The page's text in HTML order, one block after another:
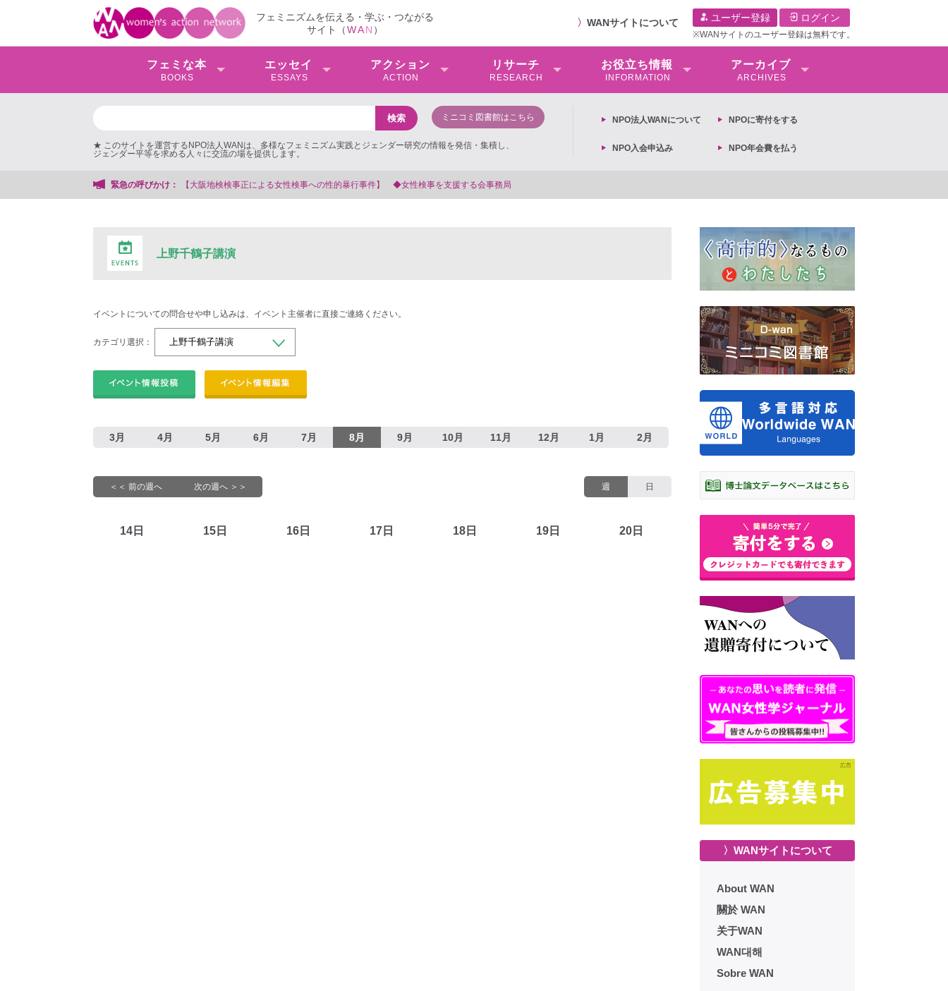
フェミニズムを伝える・学ぶ・つながる
サイト（WAN ）
〉 WANサイトについて ユーザー登録 ログイン
※WANサイトのユーザー登録は無料です。
フェミな本
BOOKS
エッセイ
ESSAYS
アクション
ACTION
リサーチ
RESEARCH
お役⽴ち情報
INFORMATION
アーカイブ
ARCHIVES
ミニコミ図書館はこちら
★ このサイトを運営するNPO法人WANは、多様なフェミニズム実践とジェンダー研究の情報を発信・集積し、
ジェンダー平等を求める人々に交流の場を提供します。
NPO法⼈WANについて NPOに寄付をする
NPO入会申込み NPO年会費を払う
緊急の呼びかけ：
【大阪地検検事正による女性検事への性的暴行事件】 ◆女性検事を支援する会事務局
上野千鶴子講演
イベントについての問合せや申し込みは、イベント主催者に直接ご連絡ください。
カテゴリ選択：
3月 4月 5月 6月 7月 8月 9月 10月 11月 12月 1月 2月
＜＜ 前の週へ 次の週へ ＞＞ 週 日
14日 15日 16日 17日 18日 19日 20日
〉WANサイトについて
About WAN
關於 WAN
关于WAN
WAN대해
Sobre WAN